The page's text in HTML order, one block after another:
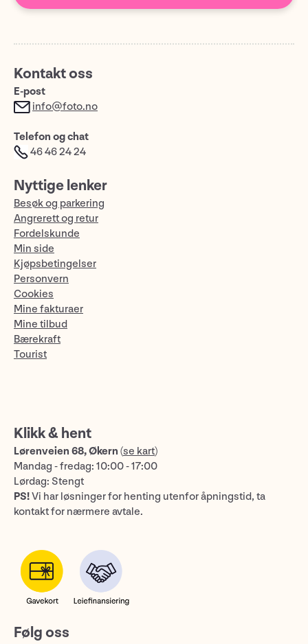
Kontakt oss
E-post
info@foto.no
Telefon og chat
46 46 24 24
Nyttige lenker
Besøk og parkering
Angrerett og retur
Fordelskunde
Min side
Kjøpsbetingelser
Personvern
Cookies
Mine fakturaer
Mine tilbud
Bærekraft
Tourist
Klikk & hent
Lørenveien 68, Økern (se kart)
Mandag - fredag: 10:00 - 17:00
Lørdag: Stengt
PS!Vi har løsninger for henting utenfor åpningstid, ta
kontakt for nærmere avtale.
Følg oss